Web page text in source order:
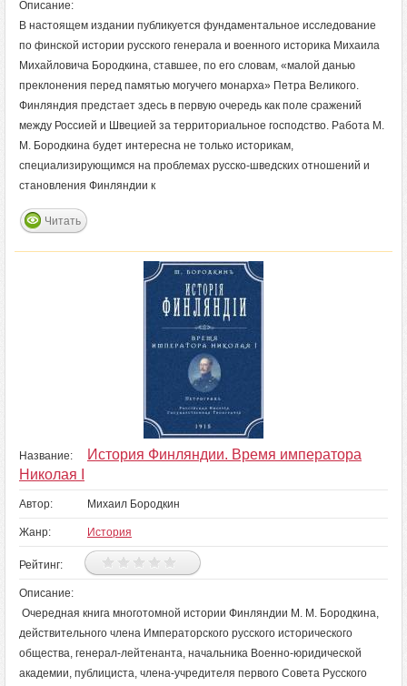
Описание:
В настоящем издании публикуется фундаментальное исследование
по финской истории русского генерала и военного историка Михаила
Михайловича Бородкина, ставшее, по его словам, «малой данью
преклонения перед памятью могучего монарха» Петра Великого.
Финляндия предстает здесь в первую очередь как поле сражений
между Россией и Швецией за территориальное господство. Работа М.
М. Бородкина будет интересна не только историкам,
специализирующимся на проблемах русско-шведских отношений и
становления Финляндии к
Читать
Название:
История Финляндии. Время императора
Николая I
Автор: Михаил Бородкин
Жанр: История
Рейтинг:
Описание:
Очередная книга многотомной истории Финляндии М. М. Бородкина,
действительного члена Императорского русского исторического
общества, генерал-лейтенанта, начальника Военно-юридической
академии, публициста, члена-учредителя первого Совета Русского